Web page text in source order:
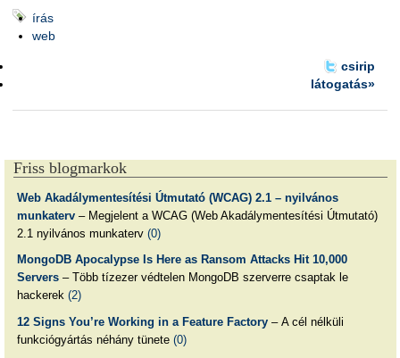
írás
web
csirip
látogatás»
Friss blogmarkok
Web Akadálymentesítési Útmutató (WCAG) 2.1 – nyilvános
munkaterv– Megjelent a WCAG (Web Akadálymentesítési Útmutató)
2.1 nyilvános munkaterv (0)
MongoDB Apocalypse Is Here as Ransom Attacks Hit 10,000
Servers– Több tízezer védtelen MongoDB szerverre csaptak le
hackerek (2)
12 Signs You’re Working in a Feature Factory– A cél nélküli
funkciógyártás néhány tünete (0)